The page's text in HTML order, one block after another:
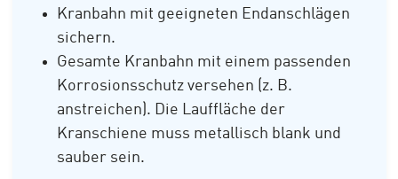
Kranbahn mit geeigneten Endanschlägen
sichern.
Gesamte Kranbahn mit einem passenden
Korrosionsschutz versehen (z. B.
anstreichen). Die Lauffläche der
Kranschiene muss metallisch blank und
sauber sein.